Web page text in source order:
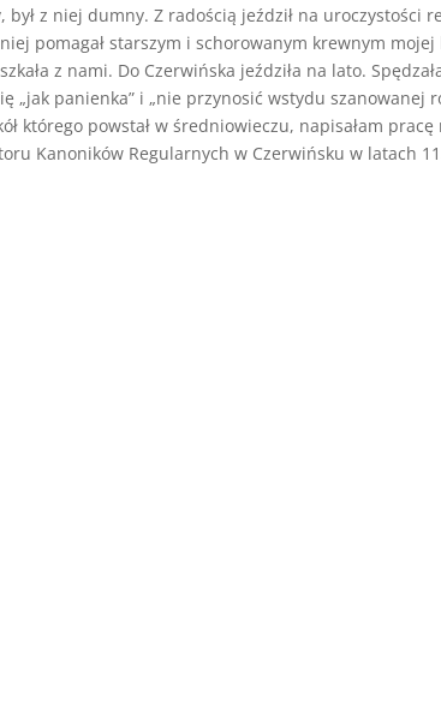
z niej dumny. Z radością jeździł na uroczystości
pomagał starszym i schorowanym krewnym
z nami. Do Czerwińska jeździła na lato.
„jak panienka” i „nie przynosić wstydu szanowanej
którego powstał w średniowieczu, napisałam
Kanoników Regularnych w Czerwińsku w latach